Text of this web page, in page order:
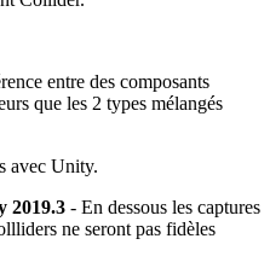
entre des composants
que les 2 types mélangés
avec Unity.
2019.3 - En dessous les captures
ne seront pas fidèles